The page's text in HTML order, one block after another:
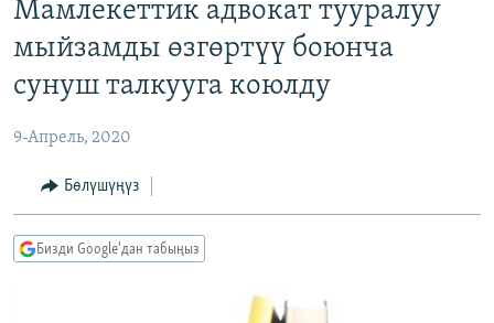
салыңыз
МАДАНИЯТ
ТВ ПРОГРАММАЛАР
БҮГҮН АЗАТТЫКТА
ПОДКАСТ
Мамлекеттик адвокат тууралуу
мыйзамды өзгөртүү боюнча
сунуш талкууга коюлду
9-Апрель, 2020
Бөлүшүңүз
Бизди Google'дан табыңыз